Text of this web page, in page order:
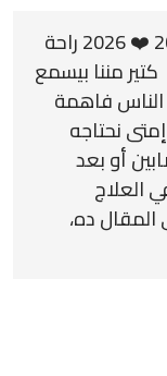
💆‍♂️💪 طرق العلاج الطبيعي لعام 2025 ❤️ 2026 راحة
مننا بيسمع
فاهمة
نحتاجه
أو بعد
العلاج
ده،